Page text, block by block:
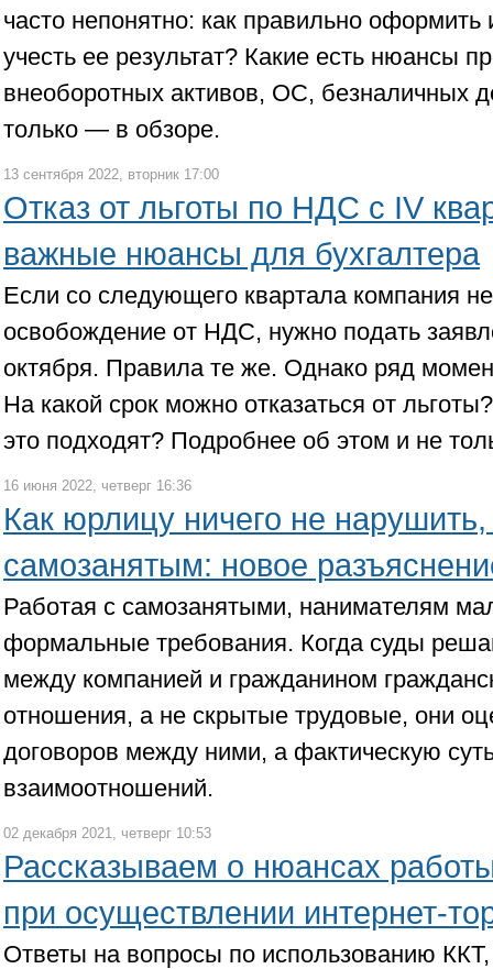
часто непонятно: как правильно
учесть ее результат? Какие есть нюансы
внеоборотных активов, ОС, безналичных
только — в обзоре.
13 сентября 2022, вторник 17:00
Отказ от льготы по НДС с IV
важные нюансы для бухгалтера
Если со следующего квартала компания
освобождение от НДС, нужно подать
октября. Правила те же. Однако ряд
На какой срок можно отказаться от
это подходят? Подробнее об этом и не
16 июня 2022, четверг 16:36
Как юрлицу ничего не
самозанятым: новое
Работая с самозанятыми, нанимателям
формальные требования. Когда суды
между компанией и гражданином
отношения, а не скрытые трудовые, они
договоров между ними, а фактическую
взаимоотношений.
02 декабря 2021, четверг 10:53
Рассказываем о нюансах
при осуществлении интернет-
Ответы на вопросы по использованию